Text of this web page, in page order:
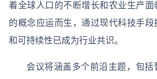
着全球人口的不断增长和农业生产
的概念应运而生，通过现代科技手
和可持续性已成为行业共识。
会议将涵盖多个前沿主题，包